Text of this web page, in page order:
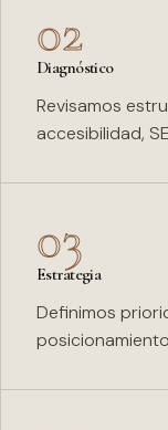
02
Diagnóstico
Revisamos
accesibilidad,
03
Estrategia
Definimos